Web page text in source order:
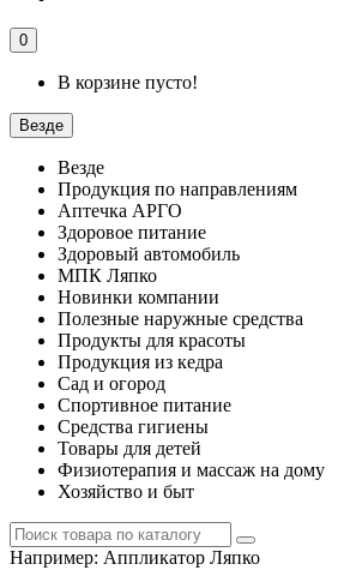
0
В корзине пусто!
Везде
Везде
Продукция по направлениям
Аптечка АРГО
Здоровое питание
Здоровый автомобиль
МПК Ляпко
Новинки компании
Полезные наружные средства
Продукты для красоты
Продукция из кедра
Сад и огород
Спортивное питание
Средства гигиены
Товары для детей
Физиотерапия и массаж на дому
Хозяйство и быт
Например: Аппликатор Ляпко